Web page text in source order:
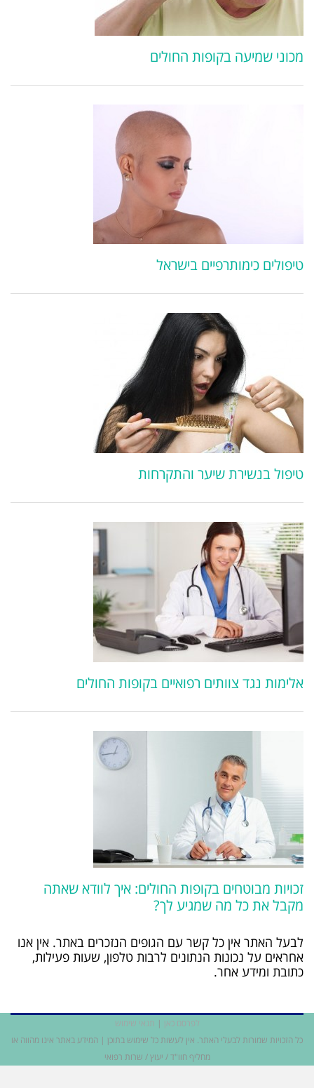
מכוני שמיעה בקופות החולים
טיפולים כימותרפיים בישראל
טיפול בנשירת שיער והתקרחות
אלימות נגד צוותים רפואיים בקופות החולים
זכויות מבוטחים בקופות החולים: איך לוודא שאתה
מקבל את כל מה שמגיע לך?
לבעל האתר אין כל קשר עם הגופים הנזכרים באתר. אין אנו
אחראים על נכונות הנתונים לרבות טלפון, שעות פעילות,
כתובת ומידע אחר.
לפרסם כאן | תנאי שימוש
כל הזכויות שמורות לבעלי האתר. אין לעשות כל שימוש בתוכן | המידע באתר אינו מהווה או
מחליף חוו"ד / יעוץ / שרות רפואי